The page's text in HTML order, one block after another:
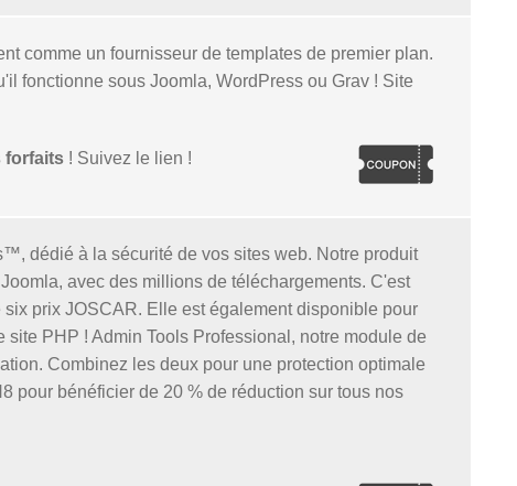
comme un fournisseur de templates de premier plan.
fonctionne sous Joomla, WordPress ou Grav ! Site
forfaits ! Suivez le lien !
dédié à la sécurité de vos sites web. Notre produit
avec des millions de téléchargements. C'est
prix JOSCAR. Elle est également disponible pour
PHP ! Admin Tools Professional, notre module de
Combinez les deux pour une protection optimale
pour bénéficier de 20 % de réduction sur tous nos